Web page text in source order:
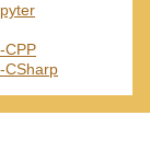
CPP
CSharp